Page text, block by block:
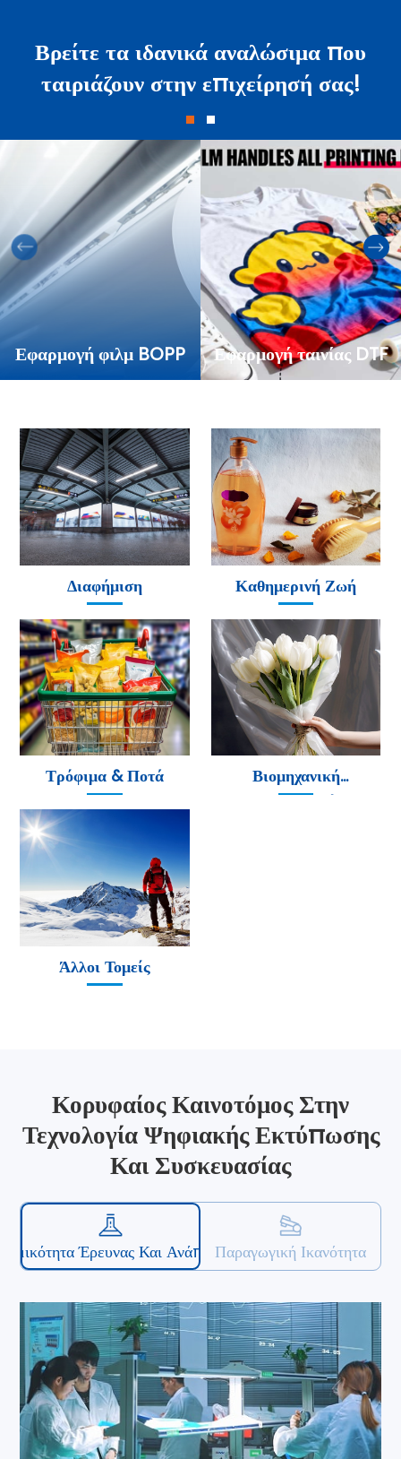
Βρείτε τα ιδανικά αναλώσιμα που
ταιριάζουν στην επιχείρησή σας!
Εφαρμογή φιλμ BOPP Εφαρμογή ταινίας DTF
Διαφήμιση Καθημερινή Ζωή
Τρόφιμα & Ποτά
Βιομηχανική
Κατασκευή
Άλλοι Τομείς
Κορυφαίος Καινοτόμος Στην
Τεχνολογία Ψηφιακής Εκτύπωσης
Και Συσκευασίας
Έρευνας Και ΑνάπτυξηςΠαραγωγική Ικανότητα